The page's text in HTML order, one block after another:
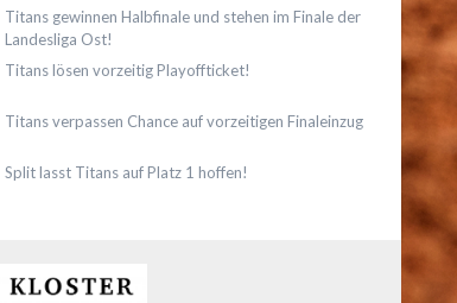
Titans gewinnen Halbfinale und stehen im Finale der
Landesliga Ost!
Titans lösen vorzeitig Playoffticket!
Titans verpassen Chance auf vorzeitigen Finaleinzug
Split lasst Titans auf Platz 1 hoffen!